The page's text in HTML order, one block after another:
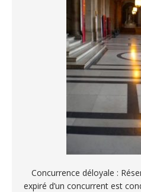
Concurrence déloyale :
expiré d’un concurrent est